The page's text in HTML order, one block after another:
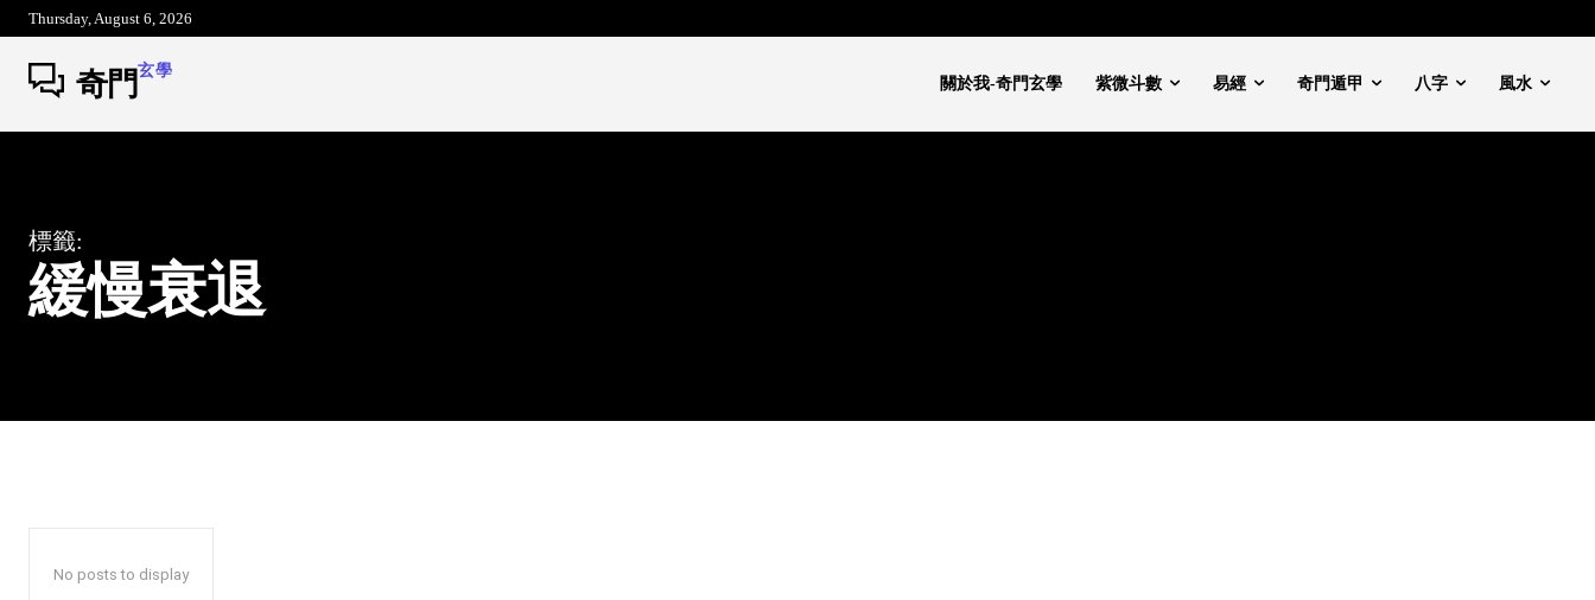
Thursday, August 6, 2026
奇門 玄學
關於我-奇門玄學 紫微斗數 易經 奇門遁甲 八字 風水
標籤:
緩慢衰退
No posts to display